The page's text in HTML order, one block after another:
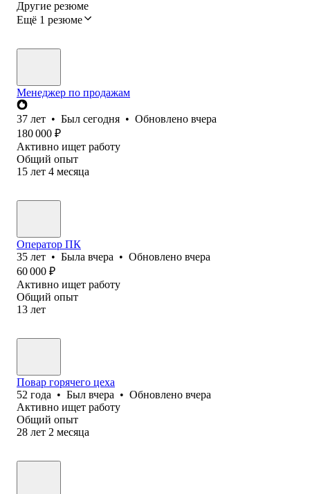
Другие резюме
Ещё 1 резюме
Менеджер по продажам
37 лет • Был сегодня • Обновлено вчера
180 000 ₽
Активно ищет работу
Общий опыт
15 лет 4 месяца
Оператор ПК
35 лет • Была вчера • Обновлено вчера
60 000 ₽
Активно ищет работу
Общий опыт
13 лет
Повар горячего цеха
52 года • Был вчера • Обновлено вчера
Активно ищет работу
Общий опыт
28 лет 2 месяца